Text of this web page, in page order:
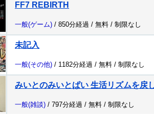
FF7 REBIRTH
一般(ゲーム) / 850分経過 / 無料 / 制限なし
未記入
一般(その他) / 1182分経過 / 無料 / 制限なし
みいとのみいとぱい 生活リズムを戻
一般(雑談) / 797分経過 / 無料 / 制限なし